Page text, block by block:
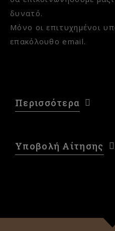
δυνατό.
Μόνο οι επιτυχημένοι
επακόλουθο email.
Περισσότερα
Υποβολή Αίτησης